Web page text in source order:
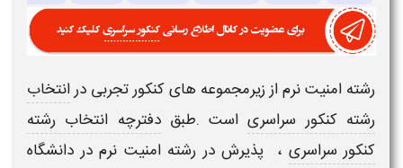
رشته امنیت نرماز زیرمجموعه های کنکور تجربی درانتخاب
رشته کنکور سراسریاست .طبقدفترچه انتخاب رشته
کنکور سراسری ، پذیرش در رشتهامنیت نرمدر دانشگاه